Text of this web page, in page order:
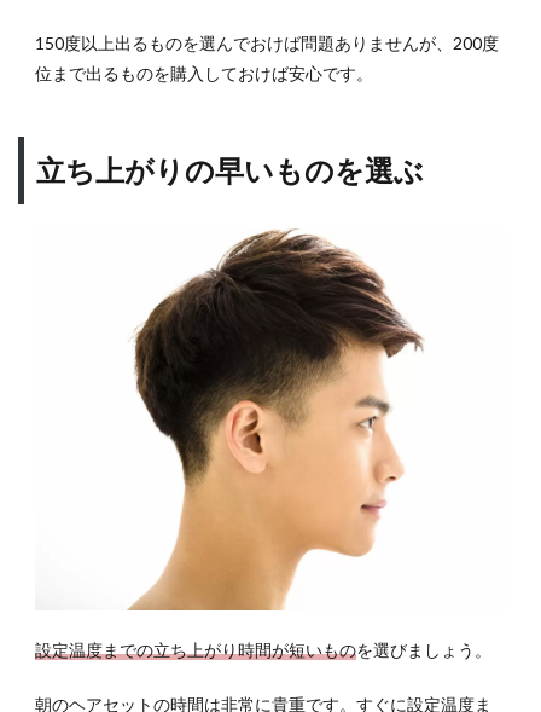
150度以上出るものを選んでおけば問題ありませんが、200度
位まで出るものを購入しておけば安心です。
立ち上がりの早いものを選ぶ
設定温度までの立ち上がり時間が短いものを選びましょう。
朝のヘアセットの時間は非常に貴重です。すぐに設定温度ま